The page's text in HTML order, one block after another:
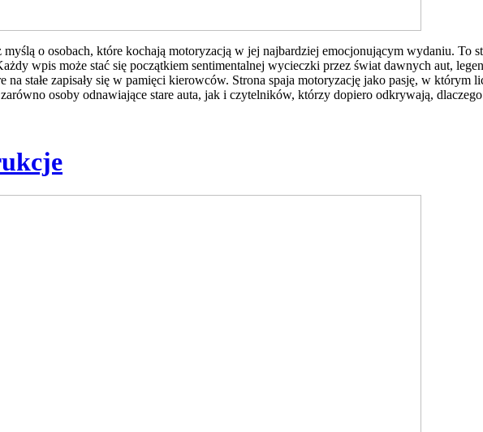
o osobach, które kochają motoryzacją w jej najbardziej emocjonującym wydaniu. To
wpis może stać się początkiem sentimentalnej wycieczki przez świat dawnych aut,
stałe zapisały się w pamięci kierowców. Strona spaja motoryzację jako pasję, w którym
osoby odnawiające stare auta, jak i czytelników, którzy dopiero odkrywają,